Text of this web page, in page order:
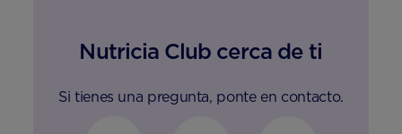
Nutricia Club cerca de ti
Si tienes una pregunta, ponte en contacto.